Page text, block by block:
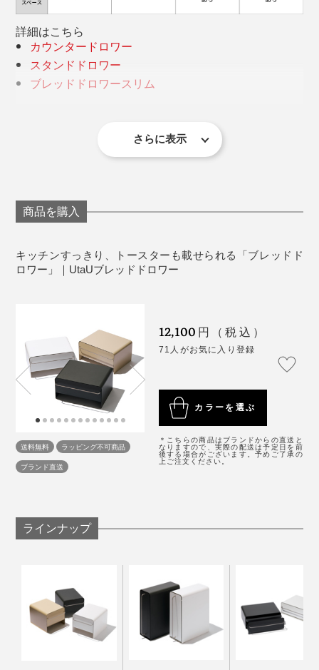
引き出しを開けて、トレイには、薬用3点セットや、郵
便物などの書類を。トレイの下には、菓子パン、お菓子
やお茶の箱、みかんを。
りました。キッチンが、すっきりして気持ちいい！
アイランドキッチンに置いても、背面まできれいにデザ
インされているから、キッチンと反対のリビング側から
見ても、違和感がありません。
料理する時は、引き出しの上に、鍋やハンディミキサー
をちょい置きできるし、水や油がはねても、サッと水拭
詳細はこちら
カウンタードロワー
スタンドドロワー
ブレッドドロワースリム
さらに表示
商品を購入
キッチンすっきり、トースターも載せられる「ブレッドド
ロワー」｜UtaUブレッドドロワー
送料無料
ラッピング不可商品
ブランド直送
12,100 円（税込）
71人がお気に入り登録
カラーを選ぶ
＊こちらの商品はブランドからの直送と
なりますので、実際の配送は予定日を前
後する場合がございます。予めご了承の
上ご注文ください。
ラインナップ